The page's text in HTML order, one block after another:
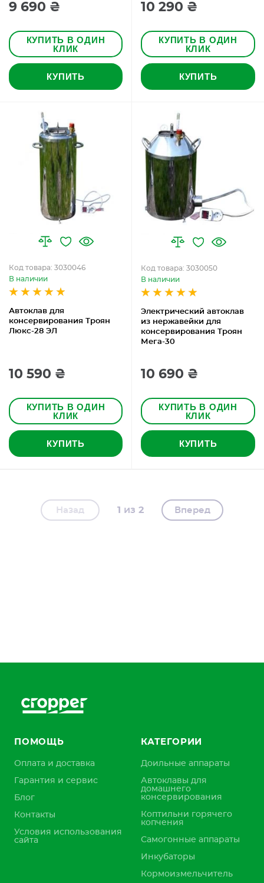
9 690 ₴
КУПИТЬ В ОДИН
КЛИК
КУПИТЬ
10 290 ₴
КУПИТЬ В ОДИН
КЛИК
КУПИТЬ
Автоклав для
консервирования Троян
Люкс-28 ЭЛ
Код товара: 3030046
В наличии
10 590 ₴
КУПИТЬ В ОДИН
КЛИК
КУПИТЬ
Электрический автоклав
из нержавейки для
консервирования Троян
Мега-30
Код товара: 3030050
В наличии
10 690 ₴
КУПИТЬ В ОДИН
КЛИК
КУПИТЬ
Назад 1 2 Вперед
ПОМОЩЬ
Оплата и доставка
Гарантия и сервис
Блог
Контакты
Условия использования
сайта
КАТЕГОРИИ
Доильные аппараты
Автоклавы для
домашнего
консервирования
Коптильни горячего
копчения
Самогонные аппараты
Инкубаторы
Кормоизмельчитель